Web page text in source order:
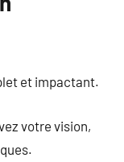
et impactant.
votre vision,